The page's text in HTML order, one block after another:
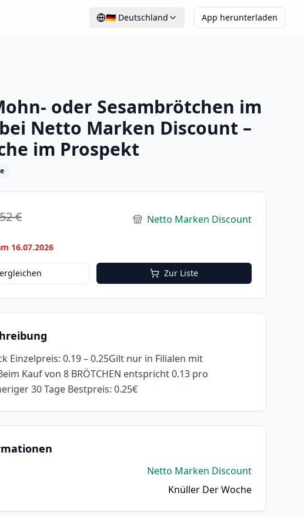
🇩🇪 Deutschland App herunterladen
oder Sesambrötchen im
Netto Marken Discount –
im Prospekt
€ Netto Marken Discount
16.07.2026
Zur Liste
Einzelpreis: 0.19 – 0.25Gilt nur in Filialen mit
Kauf von 8 BRÖTCHEN entspricht 0.13 pro
30 Tage Bestpreis: 0.25€
Netto Marken Discount
Knüller Der Woche